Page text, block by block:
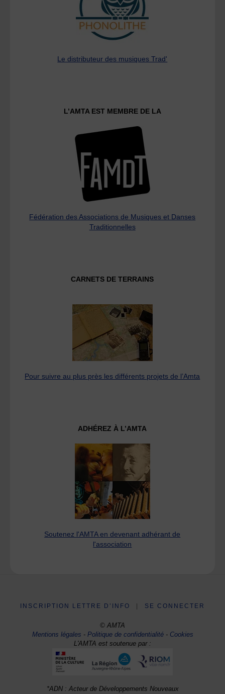
Le distributeur des musiques Trad'
L’AMTA EST MEMBRE DE LA
Fédération des Associations de Musiques et Danses
Traditionnelles
CARNETS DE TERRAINS
Pour suivre au plus près les différents projets de l’Amta
ADHÉREZ À L’AMTA
Soutenez l'AMTA en devenant adhérant de
l'association
INSCRIPTION LETTRE D’INFO SE CONNECTER
© AMTA
Mentions légales -Politique de confidentialité- Cookies
L'AMTA est soutenue par :
*ADN : Acteur de Développements Nouveaux